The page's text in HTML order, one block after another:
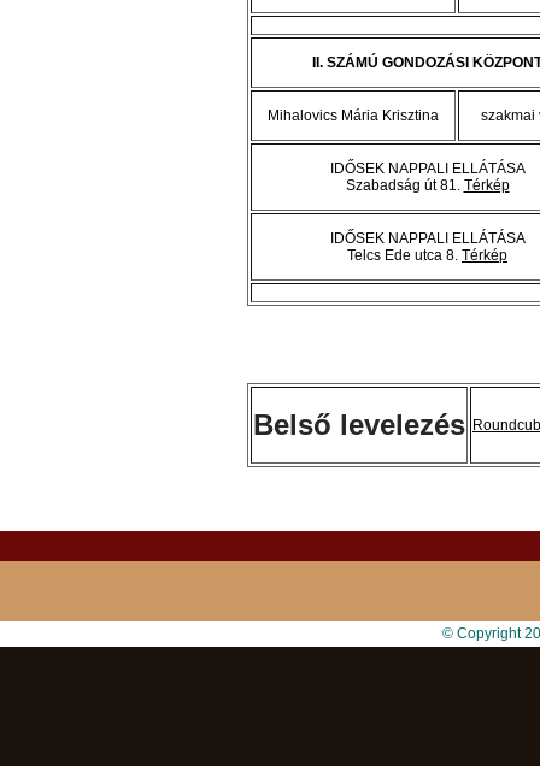
II. SZÁMÚ GONDOZÁSI
Mihalovics Mária Krisztina szakmai
IDŐSEK NAPPALI ELLÁTÁSA
Szabadság út 81. Térkép
IDŐSEK NAPPALI ELLÁTÁSA
Telcs Ede utca 8. Térkép
Belső levelezés
© Copyright